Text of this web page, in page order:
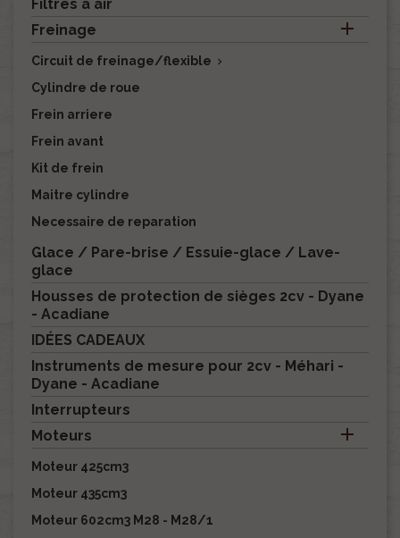
Filtres à air
Freinage

Circuit de freinage/flexible 
Cylindre de roue
Frein arriere
Frein avant
Kit de frein
Maitre cylindre
Necessaire de reparation
Glace / Pare-brise / Essuie-glace / Lave-
glace
Housses de protection de sièges 2cv - Dyane
- Acadiane
IDÉES CADEAUX
Instruments de mesure pour 2cv - Méhari -
Dyane - Acadiane
Interrupteurs
Moteurs

Moteur 425cm3
Moteur 435cm3
Moteur 602cm3 M28 - M28/1